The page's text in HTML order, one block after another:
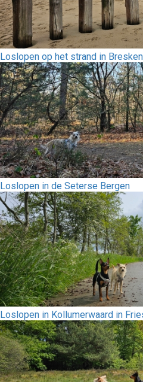
Loslopen op het strand in
Loslopen in de Seterse Bergen
Loslopen in Kollumerwaard in